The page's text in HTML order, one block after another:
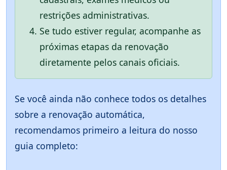
restrições administrativas.
Se tudo estiver regular, acompanhe as
próximas etapas da renovação
diretamente pelos canais oficiais.
Se você ainda não conhece todos os detalhes
sobre a renovação automática,
recomendamos primeiro a leitura do nosso
guia completo: